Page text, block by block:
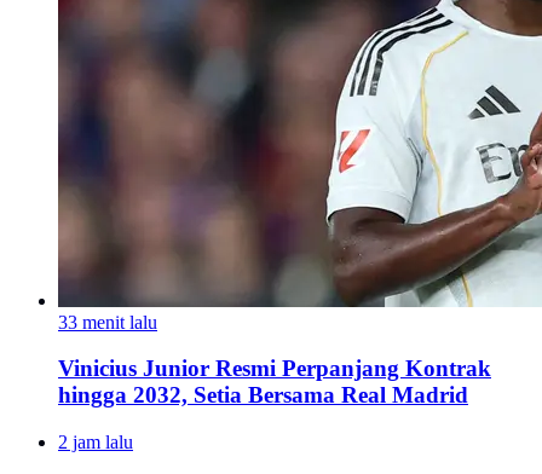
33 menit lalu
Vinicius Junior Resmi Perpanjang Kontrak
hingga 2032, Setia Bersama Real Madrid
2 jam lalu